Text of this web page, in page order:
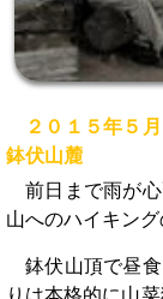
２０１５年５
鉢伏山麓
前日まで雨が心
山へのハイキン
鉢伏山頂で昼食
りは本格的に山